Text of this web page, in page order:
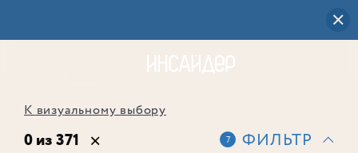
К визуальному выбору
0 из 371 7 ФИЛЬТР